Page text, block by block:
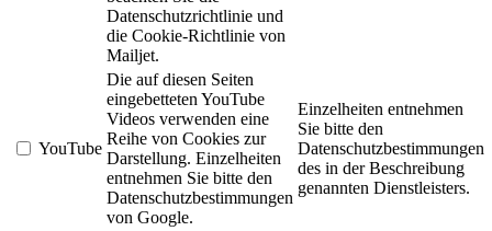
Datenschutzrichtlinie und
die Cookie-Richtlinie von
Mailjet.
YouTube
Die auf diesen Seiten
eingebetteten YouTube
Videos verwenden eine
Reihe von Cookies zur
Darstellung. Einzelheiten
entnehmen Sie bitte den
Datenschutzbestimmungen
von Google.
Einzelheiten entnehmen
Sie bitte den
Datenschutzbestimmungen
des in der Beschreibung
genannten Dienstleisters.